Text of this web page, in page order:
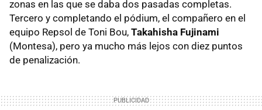
zonas en las que se daba dos pasadas completas.
Tercero y completando el pódium, el compañero en el
equipo Repsol de Toni Bou, Takahisha Fujinami
(Montesa), pero ya mucho más lejos con diez puntos
de penalización.